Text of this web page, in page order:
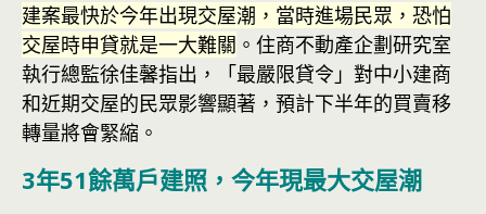
建案最快於今年出現交屋潮，當時進場民眾，恐怕
交屋時申貸就是一大難關 。住商不動產企劃研究室
執行總監徐佳馨指出，「最嚴限貸令」對中小建商
和近期交屋的民眾影響顯著，預計下半年的買賣移
轉量將會緊縮。
3年51餘萬戶建照，今年現最大交屋潮